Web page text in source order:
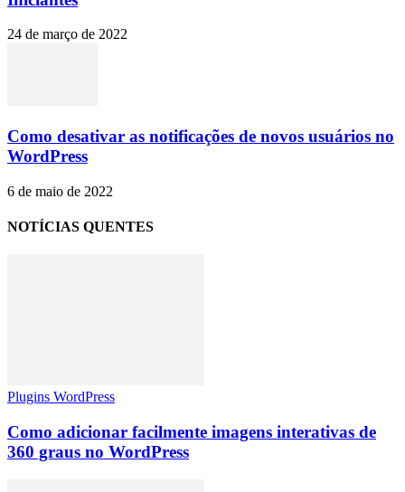
24 de março de 2022
Como desativar as notificações de novos usuários no
WordPress
6 de maio de 2022
NOTÍCIAS QUENTES
Plugins WordPress
Como adicionar facilmente imagens interativas de
360 ​​graus no WordPress